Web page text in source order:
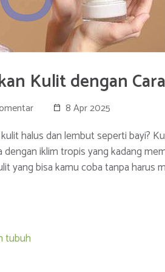
Kulit dengan
8 Apr 2025
halus dan lembut seperti bayi?
iklim tropis yang kadang
yang bisa kamu coba tanpa harus
tubuh